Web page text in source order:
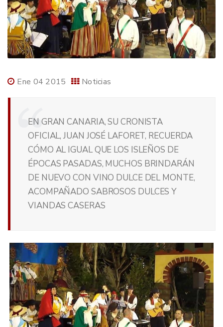
Ene 04 2015 Noticias
EN GRAN CANARIA, SU CRONISTA
OFICIAL, JUAN JOSÉ LAFORET, RECUERDA
CÓMO AL IGUAL QUE LOS ISLEÑOS DE
ÉPOCAS PASADAS, MUCHOS BRINDARÁN
DE NUEVO CON VINO DULCE DEL MONTE,
ACOMPAÑADO SABROSOS DULCES Y
VIANDAS CASERAS